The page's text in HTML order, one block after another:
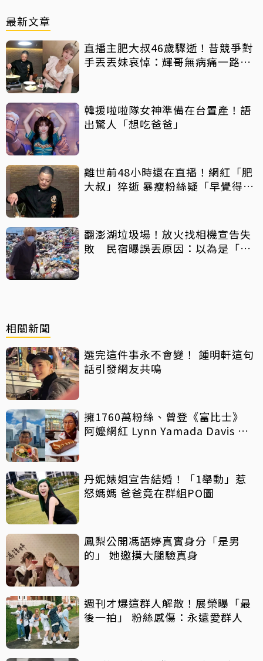
最新文章
直播主肥大叔46歲驟逝！昔競爭對
手丟丟妹哀悼：輝哥無病痛一路好
韓援啦啦隊女神準備在台置產！語
出驚人「想吃爸爸」
離世前48小時還在直播！網紅「肥
大叔」猝逝 暴瘦粉絲疑「早覺得不
翻澎湖垃圾場！放火找相機宣告失
敗 民宿曝誤丟原因：以為是「按
相關新聞
選完這件事永不會變！ 鍾明軒這句
話引發網友共鳴
擁1760萬粉絲、曾登《富比士》
阿嬤網紅 Lynn Yamada Davis 驚
丹妮婊姐宣告結婚！「1舉動」惹
怒媽媽 爸爸竟在群組PO圖
鳳梨公開馮語婷真實身分「是男
的」 她邀摸大腿驗真身
週刊才爆這群人解散！展榮曝「最
後一拍」 粉絲感傷：永遠愛群人